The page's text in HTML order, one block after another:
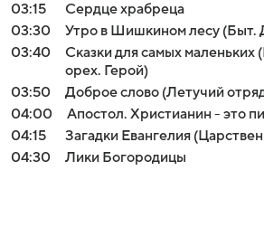
03:15
Сердце храбреца
03:30
Утро в Шишкином лесу (Быт.
03:40
Сказки для самых
орех. Герой)
03:50
Доброе слово (Летучий
04:00
Апостол. Христианин - это
04:15
Загадки Евангелия
04:30
Лики Богородицы